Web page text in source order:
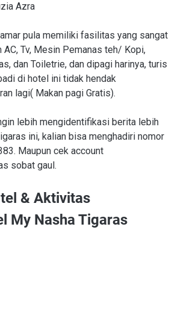
Azra
pula memiliki fasilitas yang sangat
AC, Tv, Mesin Pemanas teh/ Kopi,
dan Toiletrie, dan dipagi harinya, turis
di hotel ini tidak hendak
lagi( Makan pagi Gratis).
lebih mengidentifikasi berita lebih
ini, kalian bisa menghadiri nomor
Maupun cek account
sobat gaul.
& Aktivitas
My Nasha Tigaras